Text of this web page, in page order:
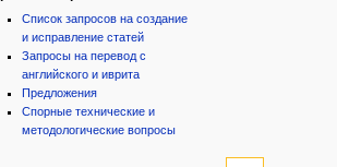
Список запросов на создание
и исправление статей
Запросы на перевод с
английского и иврита
Предложения
Спорные технические и
методологические вопросы